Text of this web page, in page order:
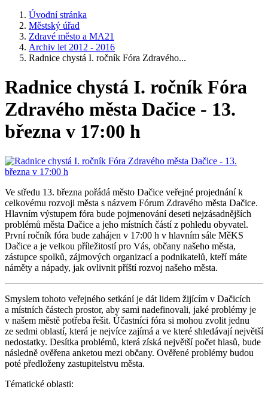
Úvodní stránka
Městský úřad
Zdravé město a MA21
Archiv let 2012 - 2016
Radnice chystá I. ročník Fóra Zdravého...
Radnice chystá I. ročník Fóra
Zdravého města Dačice - 13.
března v 17:00 h
Ve středu 13. března pořádá město Dačice veřejné projednání k
celkovému rozvoji města s názvem Fórum Zdravého města Dačice.
Hlavním výstupem fóra bude pojmenování deseti nejzásadnějších
problémů města Dačice a jeho místních částí z pohledu obyvatel.
První ročník fóra bude zahájen v 17:00 h v hlavním sále MěKS
Dačice a je velkou příležitostí pro Vás, občany našeho města,
zástupce spolků, zájmových organizací a podnikatelů, kteří máte
náměty a nápady, jak ovlivnit příští rozvoj našeho města.
Smyslem tohoto veřejného setkání je dát lidem žijícím v Dačicích
a místních částech prostor, aby sami nadefinovali, jaké problémy je
v našem městě potřeba řešit. Účastníci fóra si mohou zvolit jednu
ze sedmi oblastí, která je nejvíce zajímá a ve které shledávají největší
nedostatky. Desítka problémů, která získá největší počet hlasů, bude
následně ověřena anketou mezi občany. Ověřené problémy budou
poté předloženy zastupitelstvu města.
Tématické oblasti: